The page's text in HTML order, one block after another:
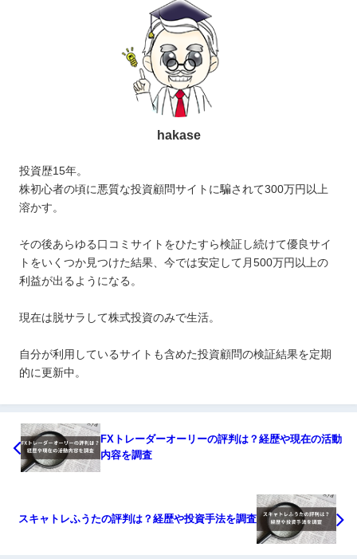
hakase
投資歴15年。
株初心者の頃に悪質な投資顧問サイトに騙されて300万円以上
溶かす。
その後あらゆる口コミサイトをひたすら検証し続けて優良サイ
トをいくつか見つけた結果、今では安定して月500万円以上の
利益が出るようになる。
現在は脱サラして株式投資のみで生活。
自分が利用しているサイトも含めた投資顧問の検証結果を定期
的に更新中。
FXトレーダーオーリーの評判は？経歴や現在の活動
内容を調査
スキャトレふうたの評判は？経歴や投資手法を調査